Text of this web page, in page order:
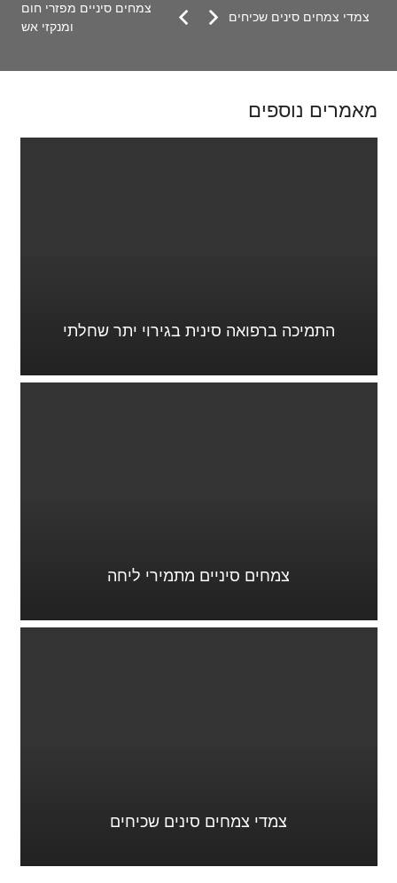
צמחים סיניים מפזרי חום
ומנקזי אש
צמדי צמחים סינים שכיחים
מאמרים נוספים
התמיכה ברפואה סינית בגירוי יתר שחלתי
צמחים סיניים מתמירי ליחה
צמדי צמחים סינים שכיחים